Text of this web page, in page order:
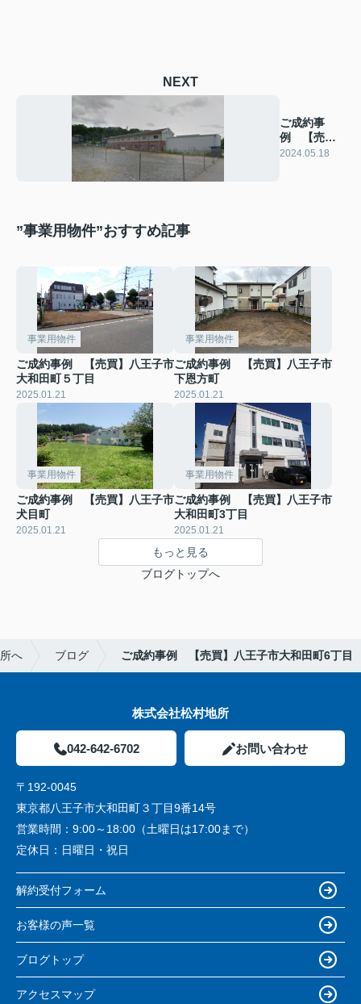
NEXT
ご成約事
例 【売
買】山梨県
2024.05.18
”事業用物件”おすすめ記事
事業用物件
ご成約事例 【売買】八王子市
大和田町５丁目
2025.01.21
事業用物件
ご成約事例 【売買】八王子市
下恩方町
2025.01.21
事業用物件
ご成約事例 【売買】八王子市
犬目町
2025.01.21
事業用物件
ご成約事例 【売買】八王子市
大和田町3丁目
2025.01.21
もっと見る
ブログトップへ
へ ブログ ご成約事例 【売買】八王子市大和田町6丁目
株式会社松村地所
042-642-6702 お問い合わせ
〒192-0045
東京都八王子市大和田町３丁目9番14号
営業時間： 9:00～18:00（土曜日は17:00まで）
定休日： 日曜日・祝日
解約受付フォーム
お客様の声一覧
ブログトップ
アクセスマップ